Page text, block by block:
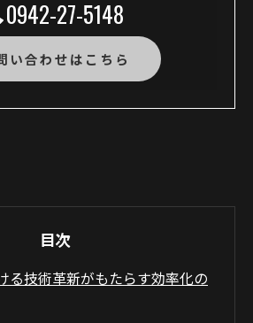
0942-27-5148
い合わせはこちら
目次
る技術革新がもたらす効率化の